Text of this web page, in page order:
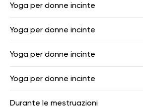
Yoga per donne incinte
Yoga per donne incinte
Yoga per donne incinte
Yoga per donne incinte
Durante le mestruazioni